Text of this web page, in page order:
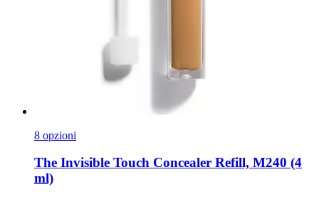
8 opzioni
The Invisible Touch Concealer Refill, M240 (4
ml)